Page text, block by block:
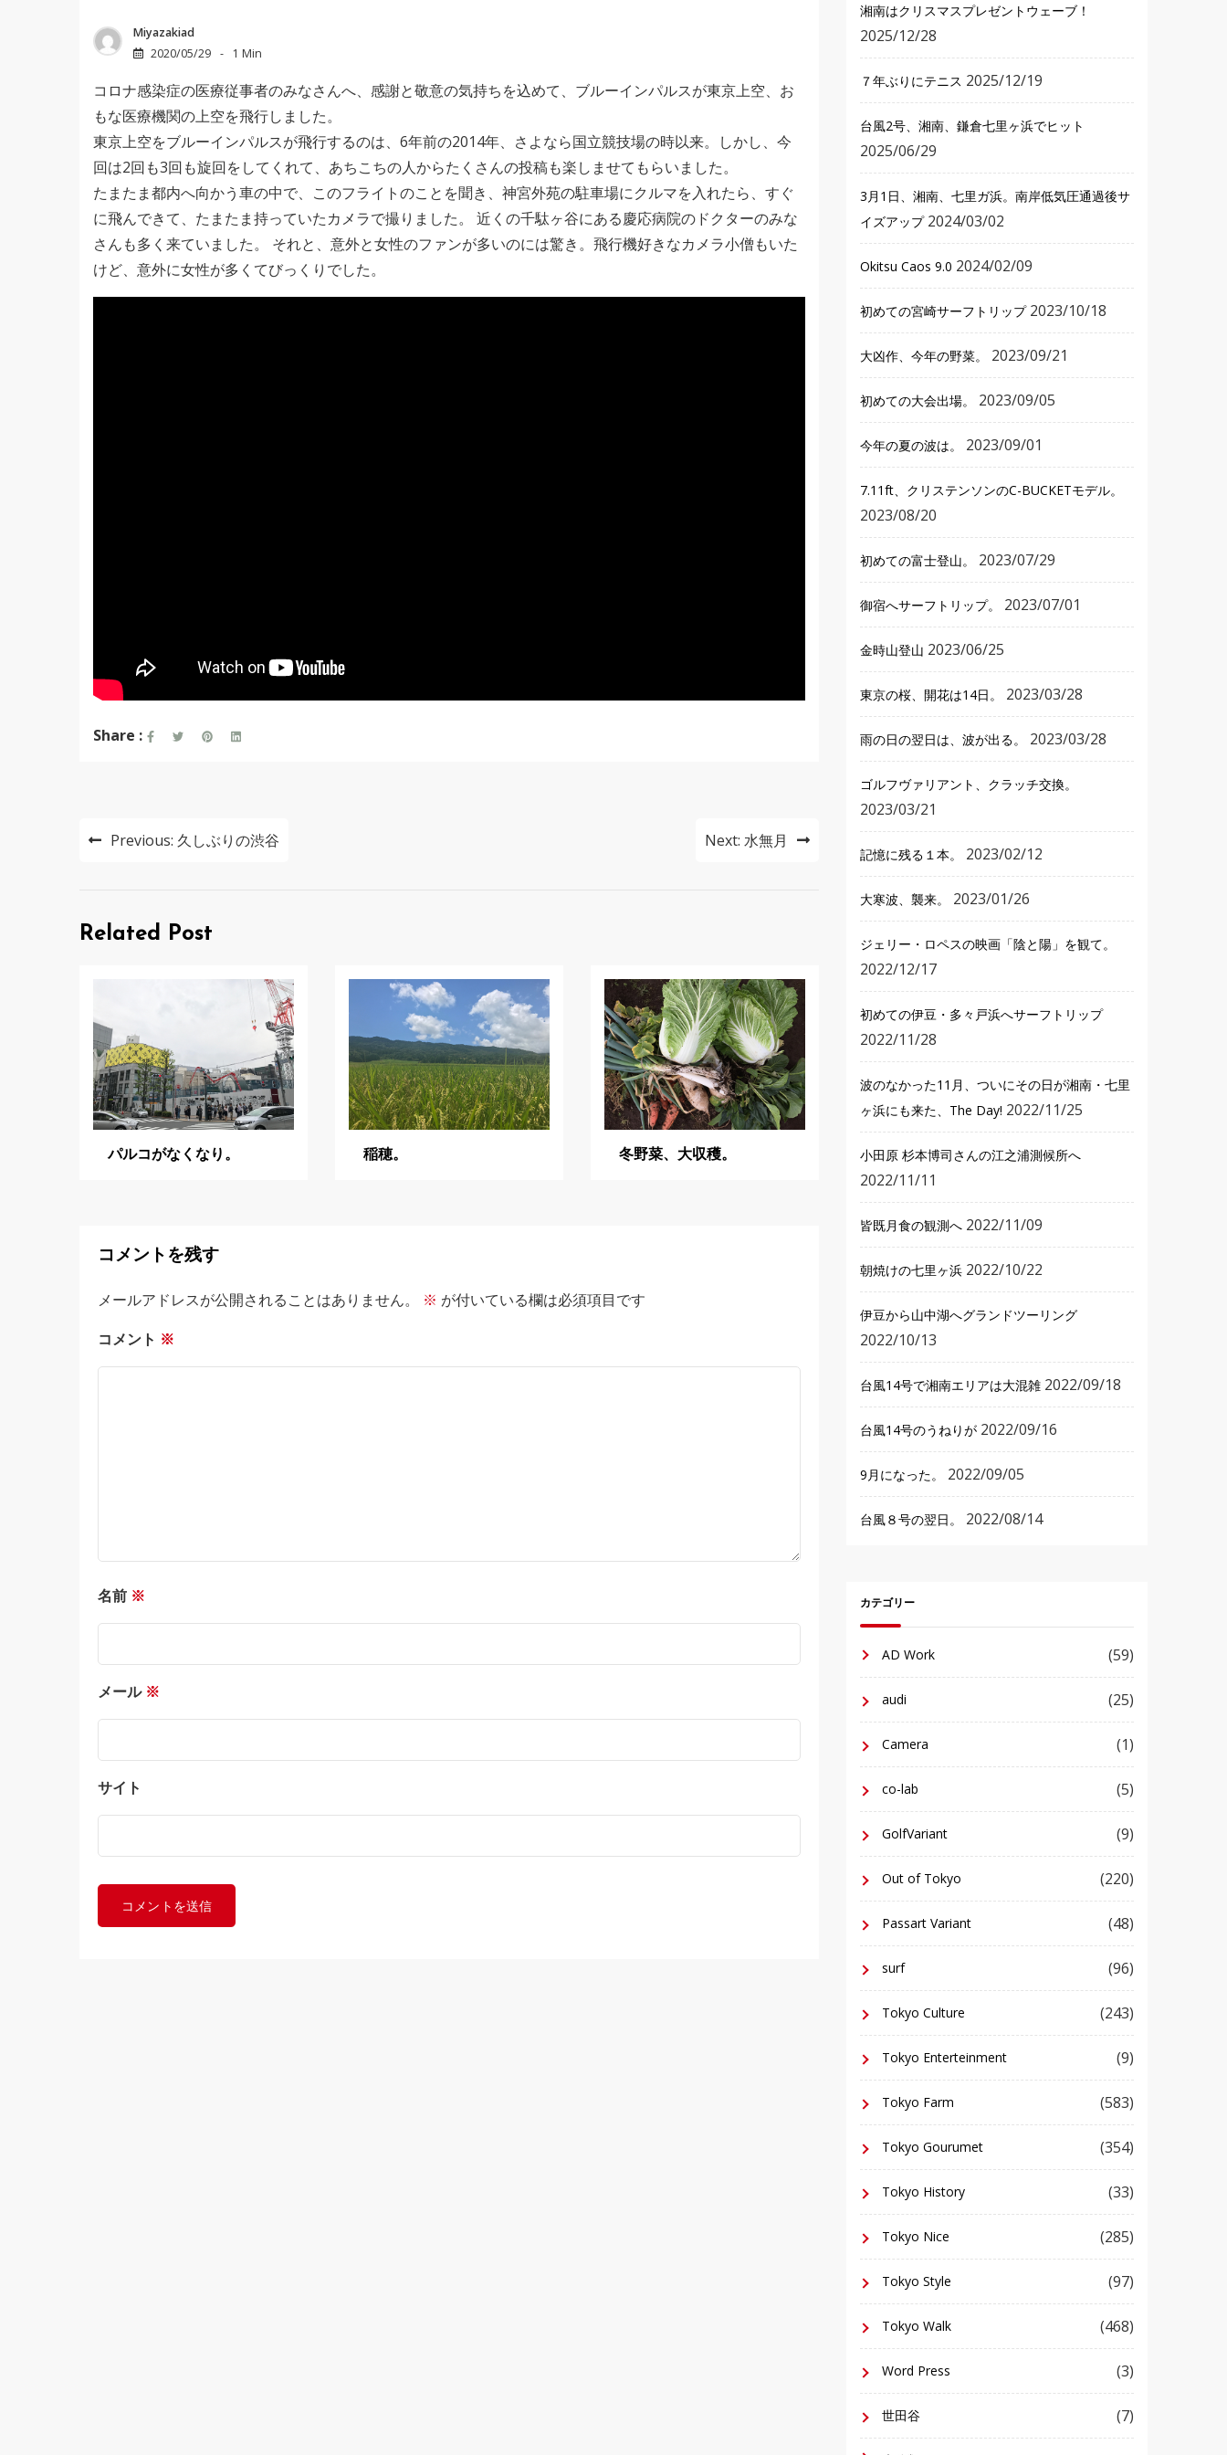
Miyazakiad
2020/05/29
1 Min
コロナ感染症の医療従事者のみなさんへ、感謝と敬意の気持ちを込めて、ブルーインパルスが東京上空、お
もな医療機関の上空を飛行しました。
東京上空をブルーインパルスが飛行するのは、6年前の2014年、さよなら国立競技場の時以来。しかし、今
回は2回も3回も旋回をしてくれて、あちこちの人からたくさんの投稿も楽しませてもらいました。
たまたま都内へ向かう車の中で、このフライトのことを聞き、神宮外苑の駐車場にクルマを入れたら、すぐ
に飛んできて、たまたま持っていたカメラで撮りました。 近くの千駄ヶ谷にある慶応病院のドクターのみな
さんも多く来ていました。 それと、意外と女性のファンが多いのには驚き。飛行機好きなカメラ小僧もいた
けど、意外に女性が多くてびっくりでした。
Share :
投
ビ
シ
ョ
ン
Previous: 久しぶりの渋谷 Next: 水無月
Related Post
パルコがなくなり。 稲穂。 冬野菜、大収穫。
コメントを残す
メールアドレスが公開されることはありません。 ※ が付いている欄は必須項目です
コメント ※
名前 ※
メール ※
サイト
湘南はクリスマスプレゼントウェーブ！
2025/12/28
７年ぶりにテニス 2025/12/19
台風2号、湘南、鎌倉七里ヶ浜でヒット
2025/06/29
3月1日、湘南、七里ガ浜。南岸低気圧通過後サ
イズアップ 2024/03/02
Okitsu Caos 9.0 2024/02/09
初めての宮崎サーフトリップ 2023/10/18
大凶作、今年の野菜。 2023/09/21
初めての大会出場。 2023/09/05
今年の夏の波は。 2023/09/01
7.11ft、クリステンソンのC-BUCKETモデル。
2023/08/20
初めての富士登山。 2023/07/29
御宿へサーフトリップ。 2023/07/01
金時山登山 2023/06/25
東京の桜、開花は14日。 2023/03/28
雨の日の翌日は、波が出る。 2023/03/28
ゴルフヴァリアント、クラッチ交換。
2023/03/21
記憶に残る１本。 2023/02/12
大寒波、襲来。 2023/01/26
ジェリー・ロペスの映画「陰と陽」を観て。
2022/12/17
初めての伊豆・多々戸浜へサーフトリップ
2022/11/28
波のなかった11月、ついにその日が湘南・七里
ヶ浜にも来た、The Day! 2022/11/25
小田原 杉本博司さんの江之浦測候所へ
2022/11/11
皆既月食の観測へ 2022/11/09
朝焼けの七里ヶ浜 2022/10/22
伊豆から山中湖へグランドツーリング
2022/10/13
台風14号で湘南エリアは大混雑 2022/09/18
台風14号のうねりが 2022/09/16
9月になった。 2022/09/05
台風８号の翌日。 2022/08/14
カテゴリー
AD Work (59)
audi (25)
Camera (1)
co-lab (5)
GolfVariant (9)
Out of Tokyo (220)
Passart Variant (48)
surf (96)
Tokyo Culture (243)
Tokyo Enterteinment (9)
Tokyo Farm (583)
Tokyo Gourumet (354)
Tokyo History (33)
Tokyo Nice (285)
Tokyo Style (97)
Tokyo Walk (468)
Word Press (3)
世田谷 (7)